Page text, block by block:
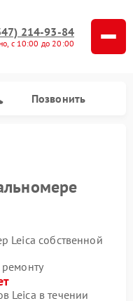
214-93-84
с 10:00 до 20:00
Позвонить
Leica собственной
Leica в течении